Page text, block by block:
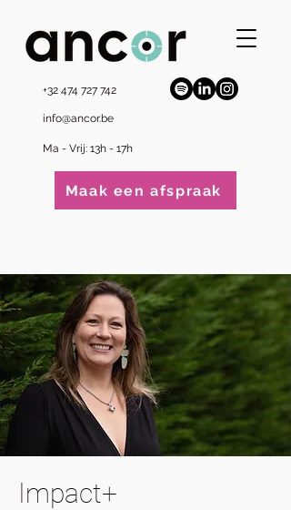
+32 474 727 742
info@ancor.be
Ma - Vrij: 13h - 17h
Maak een afspraak
Impact+